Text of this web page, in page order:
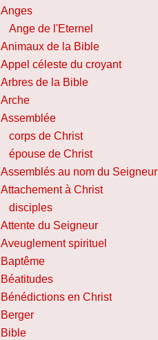
Anges
Ange de l'Eternel
Animaux de la Bible
Appel céleste du croyant
Arbres de la Bible
Arche
Assemblée
corps de Christ
épouse de Christ
Assemblés au nom du Seigneur
Attachement à Christ
disciples
Attente du Seigneur
Aveuglement spirituel
Baptême
Béatitudes
Bénédictions en Christ
Berger
Bible